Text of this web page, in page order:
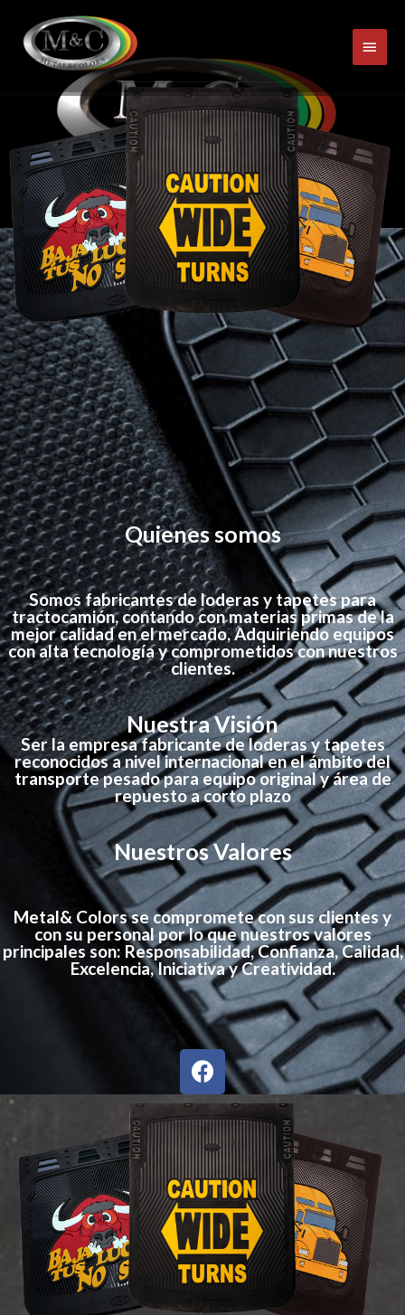
Quienes somos
Somos fabricantes de loderas y tapetes para
tractocamión, contando con materias primas de la
mejor calidad en el mercado, Adquiriendo equipos
con alta tecnología y comprometidos con nuestros
clientes.
Nuestra Visión
Ser la empresa fabricante de loderas y tapetes
reconocidos a nivel internacional en el ámbito del
transporte pesado para equipo original y área de
repuesto a corto plazo
Nuestros Valores
Metal& Colors se compromete con sus clientes y
con su personal por lo que nuestros valores
principales son: Responsabilidad, Confianza, Calidad,
Excelencia, Iniciativa y Creatividad.